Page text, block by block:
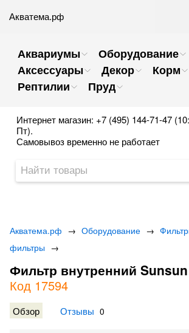
Акватема.рф
Аквариумы
Оборудование
Аксессуары
Декор Корм
Рептилии
Пруд
Интернет магазин: +7 (495) 144-71-47
Пт).
Самовывоз временно не работает
Акватема.рф → Оборудование →
фильтры →
Фильтр внутренний
Код 17594
Обзор Отзывы 0